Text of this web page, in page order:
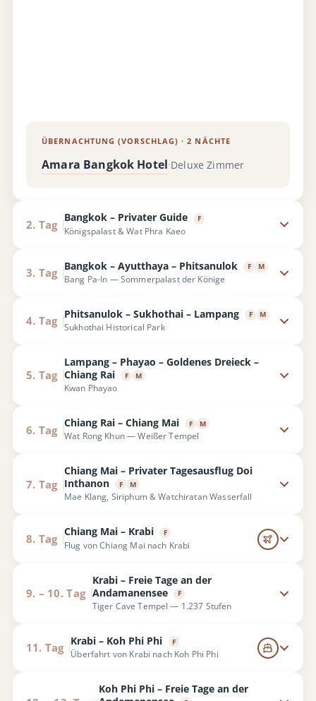
ÜBERNACHTUNG (VORSCHLAG) · 2 NÄCHTE
Amara Bangkok Hotel·Deluxe Zimmer
2. Tag
Bangkok – Privater Guide F
Königspalast & Wat Phra Kaeo
3. Tag
Bangkok – Ayutthaya – Phitsanulok F M
Bang Pa-In — Sommerpalast der Könige
4. Tag
Phitsanulok – Sukhothai – Lampang F M
Sukhothai Historical Park
5. Tag
Lampang – Phayao – Goldenes Dreieck –
Chiang Rai
F M
Kwan Phayao
6. Tag
Chiang Rai – Chiang Mai F M
Wat Rong Khun — Weißer Tempel
7. Tag
Chiang Mai – Privater Tagesausflug Doi
Inthanon
F M
Mae Klang, Siriphum & Watchiratan Wasserfall
8. Tag
Chiang Mai – Krabi F
Flug von Chiang Mai nach Krabi
9. – 10. Tag
Krabi – Freie Tage an der
Andamanensee
F
Tiger Cave Tempel — 1.237 Stufen
11. Tag
Krabi – Koh Phi Phi F
Überfahrt von Krabi nach Koh Phi Phi
Koh Phi Phi – Freie Tage an der